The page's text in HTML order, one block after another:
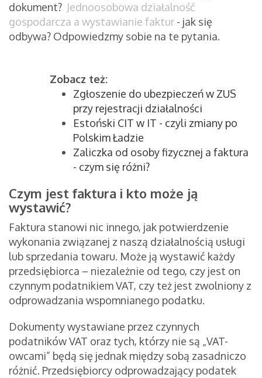
dokument? Jednoosobowa działalność
gospodarcza a wystawianie faktur - jak się
odbywa? Odpowiedzmy sobie na te pytania.
Zobacz też:
Zgłoszenie do ubezpieczeń w ZUS
przy rejestracji działalności
Estoński CIT w IT - czyli zmiany po
Polskim Ładzie
Zaliczka od osoby fizycznej a faktura
- czym się różni?
Czym jest faktura i kto może ją
wystawić?
Faktura stanowi nic innego, jak potwierdzenie
wykonania związanej z naszą działalnością usługi
lub sprzedania towaru. Może ją wystawić każdy
przedsiębiorca – niezależnie od tego, czy jest on
czynnym podatnikiem VAT, czy też jest zwolniony z
odprowadzania wspomnianego podatku.
Dokumenty wystawiane przez czynnych
podatników VAT oraz tych, którzy nie są „VAT-
owcami” będą się jednak między sobą zasadniczo
różnić. Przedsiębiorcy odprowadzający podatek